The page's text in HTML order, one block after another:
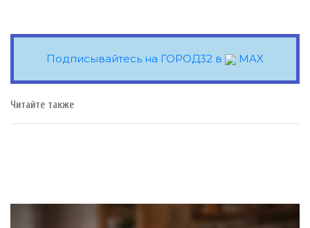
Подписывайтесь на ГОРОД32 в MAX
Читайте также